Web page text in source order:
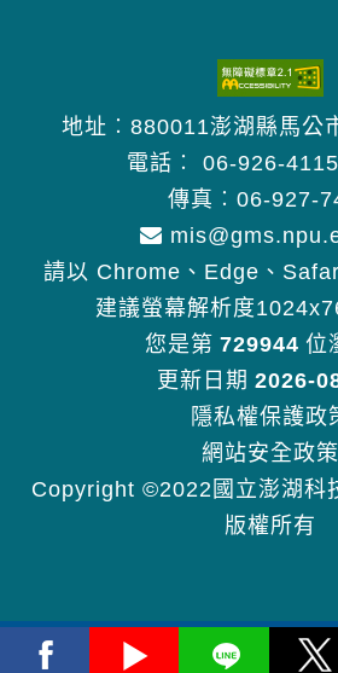
地址︰880011澎湖縣馬公
電話︰ 06-926-
傳真︰06-927-
請以 Chrome、Edge、
建議螢幕解析度
您是第 729944 位
更新日期 2026-
隱私權保護政
網站安全政策
Copyright ©2022國立澎湖科
版權所有
Facebook Youtube Line